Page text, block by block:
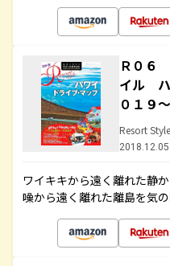
Ｒ０６
イル
０１９
Resort Style
ワイキキから遠く離れた静
噪から遠く離れた離島を気